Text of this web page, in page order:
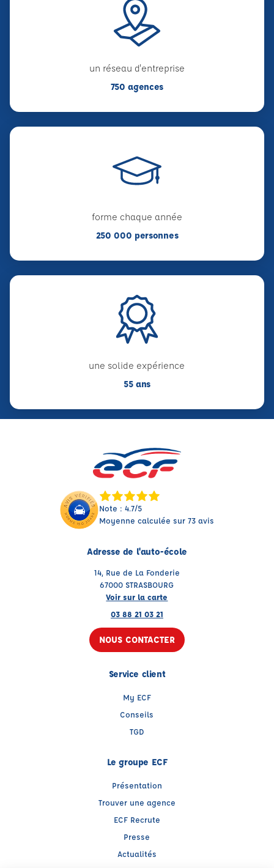
un réseau d'entreprise
750 agences
forme chaque année
250 000 personnes
une solide expérience
55 ans
Note : 4.7/5
Moyenne calculée sur 73 avis
Adresse de l'auto-école
14, Rue de La Fonderie
67000 STRASBOURG
Voir sur la carte
03 88 21 03 21
NOUS CONTACTER
Service client
My ECF
Conseils
TGD
Le groupe ECF
Présentation
Trouver une agence
ECF Recrute
Presse
Actualités